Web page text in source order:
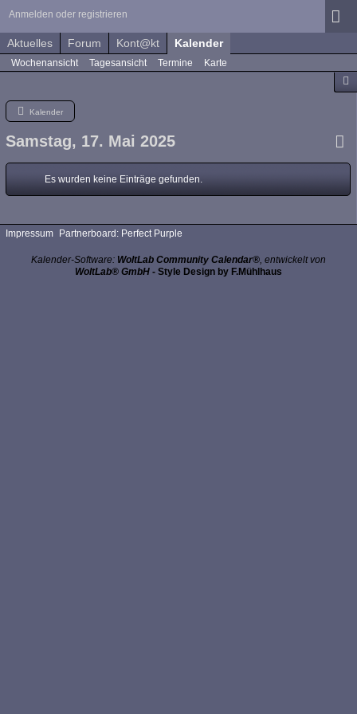
Anmelden oder registrieren
Aktuelles Forum Kont@kt Kalender
Wochenansicht Tagesansicht Termine Karte
Kalender
Samstag, 17. Mai 2025
Es wurden keine Einträge gefunden.
Impressum Partnerboard: Perfect Purple
Kalender-Software: WoltLab Community Calendar®, entwickelt von
WoltLab® GmbH